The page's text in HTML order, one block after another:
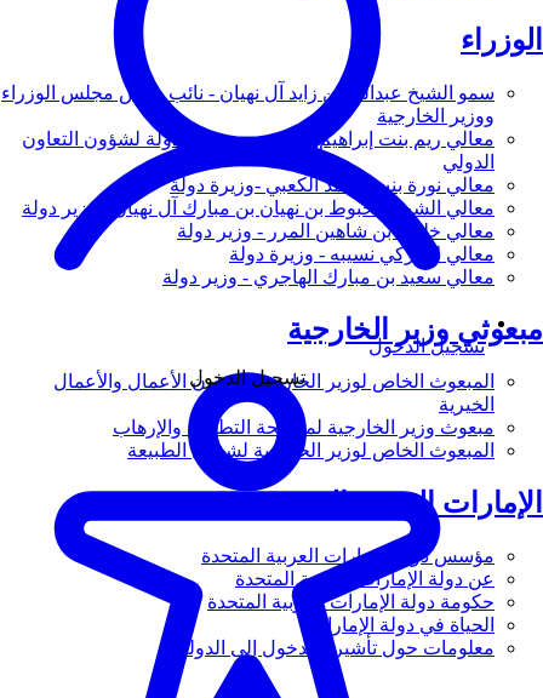
الوزراء
سمو الشيخ عبدالله بن زايد آل نهيان - نائب رئيس مجلس الوزراء
ووزير الخارجية
معالي ريم بنت إبراهيم الهاشمي - وزيرة دولة لشؤون التعاون
الدولي
معالي نورة بنت محمد الكعبي -وزيرة دولة
معالي الشيخ شخبوط بن نهيان بن مبارك آل نهيان - وزير دولة
معالي خليفة بن شاهين المرر - وزير دولة
معالي لانا زكي نسيبه - وزيرة دولة
معالي سعيد بن مبارك الهاجري - وزير دولة
مبعوثي وزير الخارجية
المبعوث الخاص لوزير الخارجية لشؤون الأعمال والأعمال
الخيرية
مبعوث وزير الخارجية لمكافحة التطرف والإرهاب
المبعوث الخاص لوزير الخارجية لشؤون الطبيعة
الإمارات العربية المتحدة
مؤسس دولة الإمارات العربية المتحدة
عن دولة الإمارات العربية المتحدة
حكومة دولة الإمارات العربية المتحدة
الحياة في دولة الإمارات
معلومات حول تأشيرة الدخول إلى الدولة
تسجيل الدخول
تسجيل الدخول